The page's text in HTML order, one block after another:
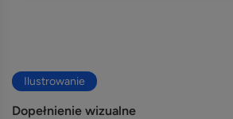
Ilustrowanie
Dopełnienie wizualne